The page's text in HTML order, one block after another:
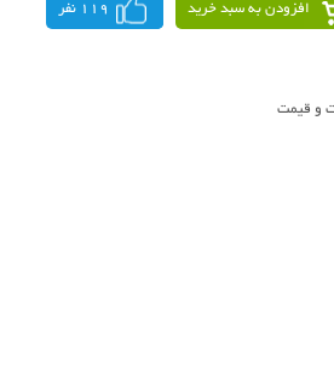
افزودن به سبد خرید 119 نفر
و قیمت